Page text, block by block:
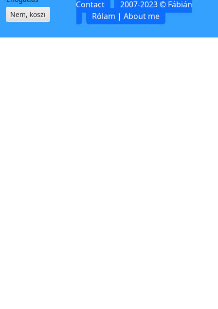
Kapcsolat | Contact
2007-2023 © Fábián
Rólam | About me
Nem, köszi